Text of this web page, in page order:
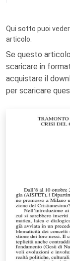
Qui sotto puoi
articolo.
Se questo
scaricare in
acquistare il
per scaricare